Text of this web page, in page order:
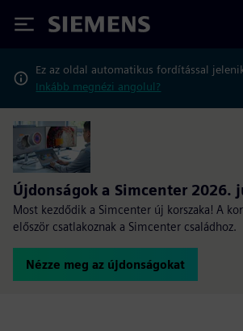
Siemens
Ez az oldal automatikus fordítással
Inkább megnézi angolul?
Újdonságok a Simcenter 2026.
Most kezdődik a Simcenter új korszaka! A
először csatlakoznak a Simcenter családhoz.
Nézze meg az újdonságokat